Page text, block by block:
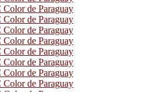
de Paraguay
de Paraguay
de Paraguay
de Paraguay
de Paraguay
de Paraguay
de Paraguay
de Paraguay